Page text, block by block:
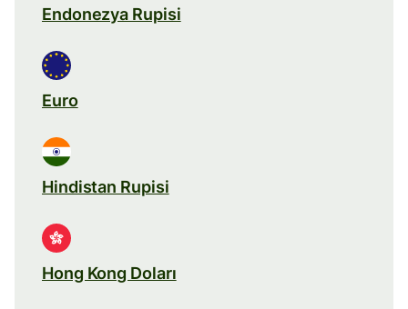
Endonezya Rupisi
Euro
Hindistan Rupisi
Hong Kong Doları